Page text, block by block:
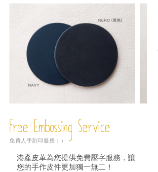
Free Embossing Service
免費人手刻印服務：）
港產皮革為您提供免費壓字服務，讓
您的手作皮件更加獨一無二！